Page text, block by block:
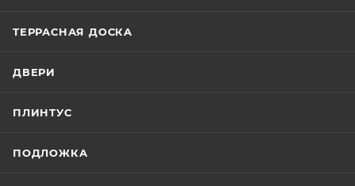
ТЕРРАСНАЯ ДОСКА
ДВЕРИ
ПЛИНТУС
ПОДЛОЖКА